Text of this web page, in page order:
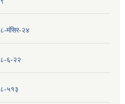
मंसिर-२४
६-२२
५१३